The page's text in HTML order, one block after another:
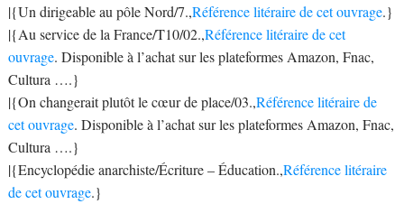
|{Un dirigeable au pôle Nord/7.,Référence litéraire de cet ouvrage.}
|{Au service de la France/T10/02.,Référence litéraire de cet
ouvrage. Disponible à l’achat sur les plateformes Amazon, Fnac,
Cultura ….}
|{On changerait plutôt le cœur de place/03.,Référence litéraire de
cet ouvrage. Disponible à l’achat sur les plateformes Amazon, Fnac,
Cultura ….}
|{Encyclopédie anarchiste/Écriture – Éducation.,Référence litéraire
de cet ouvrage.}